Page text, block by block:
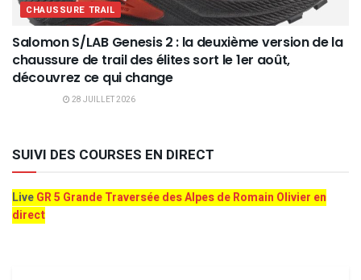
CHAUSSURE TRAIL
Salomon S/LAB Genesis 2 : la deuxième version de la
chaussure de trail des élites sort le 1er août,
découvrez ce qui change
28 JUILLET 2026
SUIVI DES COURSES EN DIRECT
LiveGR 5 Grande Traversée des Alpes de Romain Olivier en
direct